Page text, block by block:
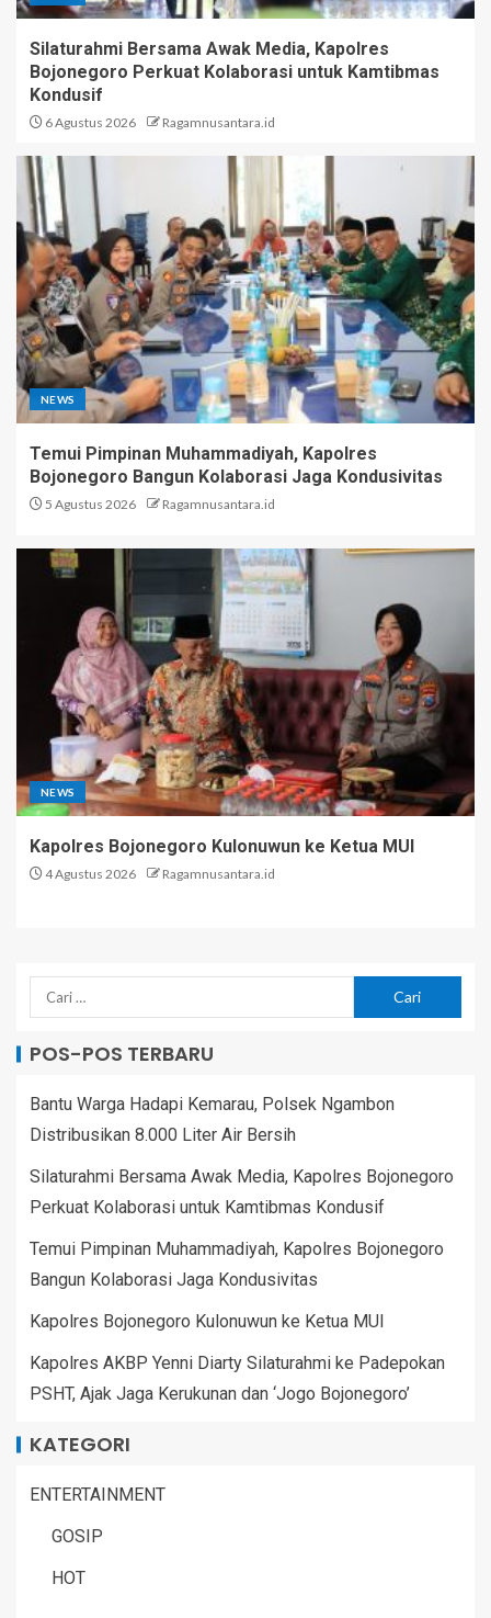
Silaturahmi Bersama Awak Media, Kapolres
Bojonegoro Perkuat Kolaborasi untuk Kamtibmas
Kondusif
6 Agustus 2026 Ragamnusantara.id
NEWS
Temui Pimpinan Muhammadiyah, Kapolres
Bojonegoro Bangun Kolaborasi Jaga Kondusivitas
5 Agustus 2026 Ragamnusantara.id
NEWS
Kapolres Bojonegoro Kulonuwun ke Ketua MUI
4 Agustus 2026 Ragamnusantara.id
POS-POS TERBARU
Bantu Warga Hadapi Kemarau, Polsek Ngambon
Distribusikan 8.000 Liter Air Bersih
Silaturahmi Bersama Awak Media, Kapolres Bojonegoro
Perkuat Kolaborasi untuk Kamtibmas Kondusif
Temui Pimpinan Muhammadiyah, Kapolres Bojonegoro
Bangun Kolaborasi Jaga Kondusivitas
Kapolres Bojonegoro Kulonuwun ke Ketua MUI
Kapolres AKBP Yenni Diarty Silaturahmi ke Padepokan
PSHT, Ajak Jaga Kerukunan dan ‘Jogo Bojonegoro’
KATEGORI
ENTERTAINMENT
GOSIP
HOT